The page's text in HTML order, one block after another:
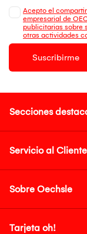
Acepto el
empresarial de
publicitarias sobre
otras actividades
Suscribirme
Secciones
Servicio al Cliente
Sobre Oechsle
Tarjeta oh!